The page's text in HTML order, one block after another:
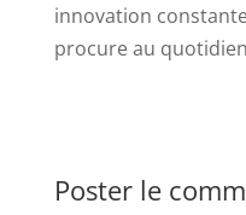
innovation
procure au
Poster le